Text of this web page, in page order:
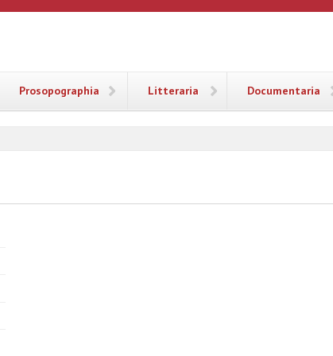
Prosopographia Litteraria Documentaria